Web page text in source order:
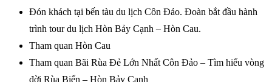
Đón khách tại bến tàu du lịch Côn Đảo. Đoàn bắt đầu hành
trình tour du lịch Hòn Bảy Cạnh – Hòn Cau.
Tham quan Hòn Cau
Tham quan Bãi Rùa Đẻ Lớn Nhất Côn Đảo – Tìm hiểu vòng
đời Rùa Biển – Hòn Bảy Cạnh